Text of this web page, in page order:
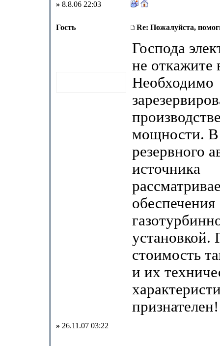
» 8.8.06 22:03
Гость Re: Пожалуйста,
Господа
не
Необходимо
мощности. В
резервного
источника
обеспечения
установкой.
стоимость
и их
» 26.11.07 03:22